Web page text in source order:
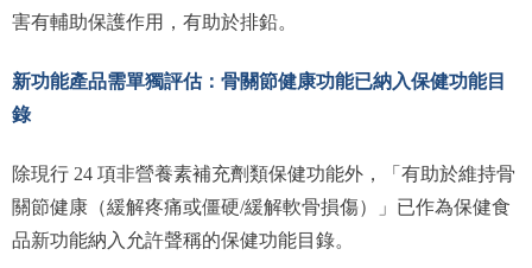
害有輔助保護作用，有助於排鉛。
新功能產品需單獨評估：骨關節健康功能已納入保健功能目
錄
除現行 24 項非營養素補充劑類保健功能外，「有助於維持骨
關節健康（緩解疼痛或僵硬/緩解軟骨損傷）」已作為保健食
品新功能納入允許聲稱的保健功能目錄。